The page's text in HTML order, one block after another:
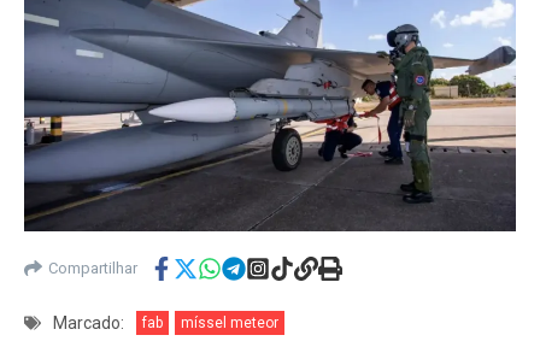
Compartilhar
Marcado: fab míssel meteor